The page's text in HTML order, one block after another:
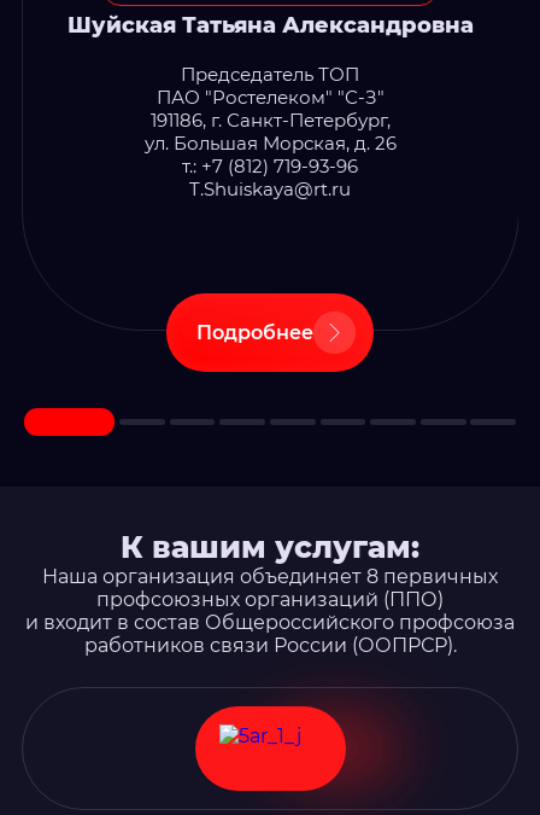
Шуйская Татьяна Александровна
Председатель ТОП
ПАО "Ростелеком" "С-З"
191186, г. Санкт-Петербург,
ул. Большая Морская, д. 26
т.: +7 (812) 719-93-96
T.Shuiskaya@rt.ru
Подробнее
К вашим услугам:
Наша организация объединяет 8 первичных
профсоюзных организаций (ППО)
и входит в состав Общероссийского профсоюза
работников связи России (ООПРСР).